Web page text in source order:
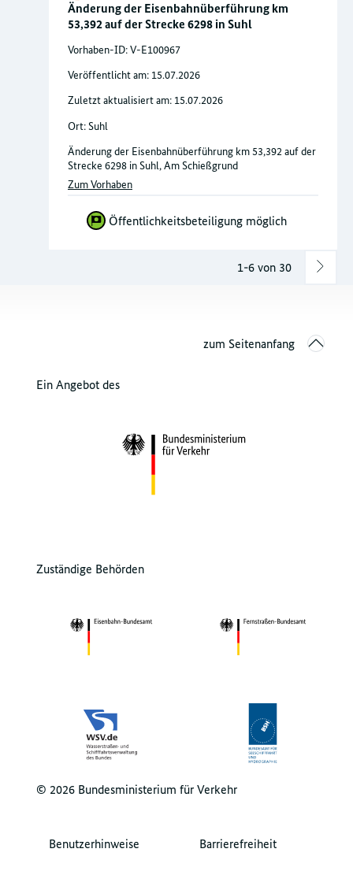
Änderung der Eisenbahnüberführung km
53,392 auf der Strecke 6298 in Suhl
Vorhaben-ID: V-E100967
Veröffentlicht am: 15.07.2026
Zuletzt aktualisiert am: 15.07.2026
Ort: Suhl
Änderung der Eisenbahnüberführung km 53,392 auf der
Strecke 6298 in Suhl, Am Schießgrund
Zum Vorhaben
Öffentlichkeitsbeteiligung möglich
1-6 von 30
zum Seitenanfang
Ein Angebot des
Zuständige Behörden
© 2026 Bundesministerium für Verkehr
Benutzerhinweise Barrierefreiheit